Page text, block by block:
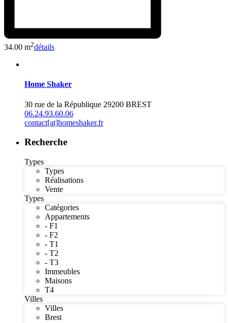
34.00 m2détails
Home Shaker
30 rue de la République 29200 BREST
06.24.93.60.06
contact[at]homeshaker.fr
Recherche
Types
Types
Réalisations
Vente
Types
Catégories
Appartements
- F1
- F2
- T1
- T2
- T3
Immeubles
Maisons
T4
Villes
Villes
Brest